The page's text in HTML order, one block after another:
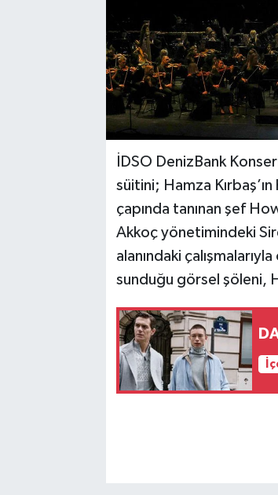
İDSO DenizBank
süitini; Hamza
çapında tanınan şef
Akkoç yönetimindeki
alanındaki
sunduğu görsel şöleni,